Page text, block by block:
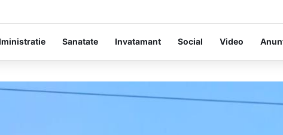
Sanatate Invatamant Social Video